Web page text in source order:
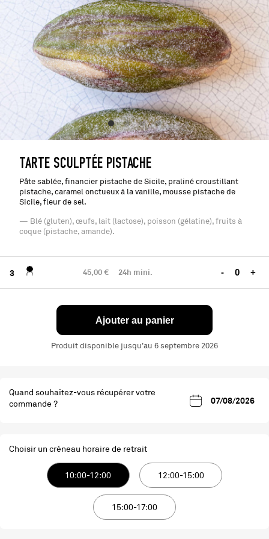
Quand souhaitez-vous récupérer votre
commande ?
Choisir un créneau horaire de retrait
10:00-12:00 12:00-15:00
15:00-17:00
TARTE SCULPTÉE PISTACHE
Pâte sablée, financier pistache de Sicile, praliné croustillant
pistache, caramel onctueux à la vanille, mousse pistache de
Sicile, fleur de sel.
— Blé (gluten), œufs, lait (lactose), poisson (gélatine), fruits à
coque (pistache, amande).
3 45,00 € 24h mini. - +
Ajouter au panier
Produit disponible jusqu'au 6 septembre 2026